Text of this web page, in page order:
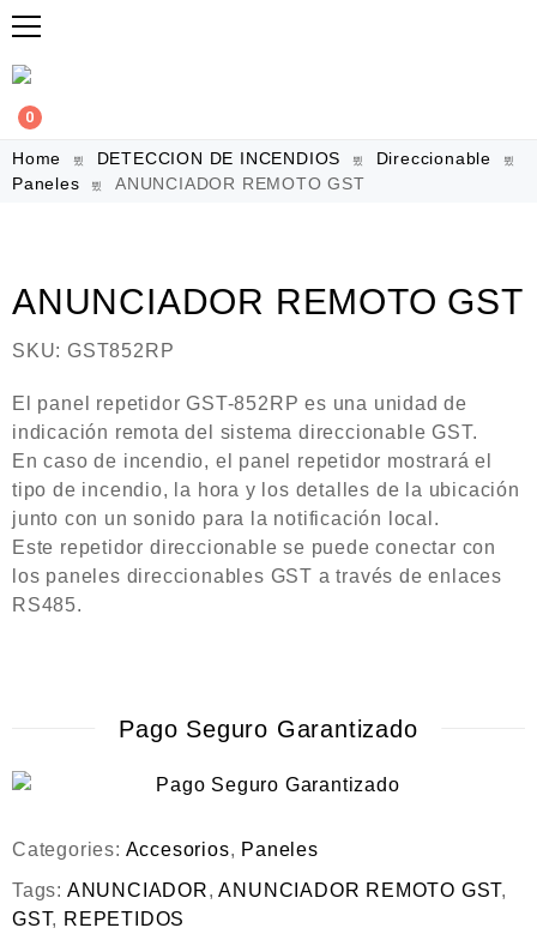
0
Home DETECCION DE INCENDIOS
Direccionable
Paneles
ANUNCIADOR REMOTO GST
ANUNCIADOR REMOTO GST
SKU: GST852RP
El panel repetidor GST-852RP es una unidad de
indicación remota del sistema direccionable GST.
En caso de incendio, el panel repetidor mostrará el
tipo de incendio, la hora y los detalles de la ubicación
junto con un sonido para la notificación local.
Este repetidor direccionable se puede conectar con
los paneles direccionables GST a través de enlaces
RS485.
Pago Seguro Garantizado
Categories: Accesorios, Paneles
Tags: ANUNCIADOR,ANUNCIADOR REMOTO GST,
GST, REPETIDOS